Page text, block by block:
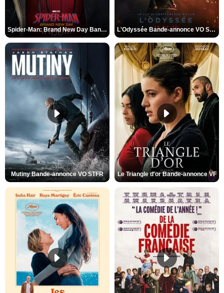
Spider-Man: Brand New Day Bande-annonce VO STFR L'Odyssée Bande-annonce VO STFR
Mutiny Bande-annonce VO STFR Le Triangle d'or Bande-annonce VF